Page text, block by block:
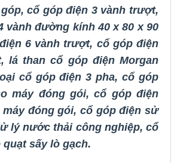
,cổ góp điện 3 vành trượt,
vành đường kính 40 x 80 x 90
6 vành trượt, cổ góp điện
, lá than cổ góp điện Morgan
cổ góp điện 3 pha,cổ góp
máy đóng gói,cổ góp điện
đóng gói,cổ góp điện sử
lý nước thải công nghiệp, cổ
sấy lò gạch.